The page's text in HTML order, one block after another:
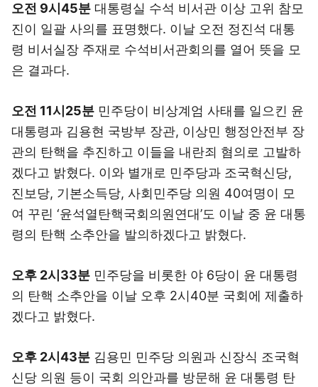
오전 9시45분 대통령실 수석 비서관 이상 고위 참모
진이 일괄 사의를 표명했다. 이날 오전 정진석 대통
령 비서실장 주재로 수석비서관회의를 열어 뜻을 모
은 결과다.
오전 11시25분 민주당이 비상계엄 사태를 일으킨 윤
대통령과 김용현 국방부 장관, 이상민 행정안전부 장
관의 탄핵을 추진하고 이들을 내란죄 혐의로 고발하
겠다고 밝혔다. 이와 별개로 민주당과 조국혁신당,
진보당, 기본소득당, 사회민주당 의원 40여명이 모
여 꾸린 ‘윤석열탄핵국회의원연대’도 이날 중 윤 대통
령의 탄핵 소추안을 발의하겠다고 밝혔다.
오후 2시33분 민주당을 비롯한 야 6당이 윤 대통령
의 탄핵 소추안을 이날 오후 2시40분 국회에 제출하
겠다고 밝혔다.
오후 2시43분 김용민 민주당 의원과 신장식 조국혁
신당 의원 등이 국회 의안과를 방문해 윤 대통령 탄